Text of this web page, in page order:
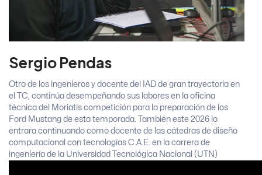
Sergio Pendas
Otro de los ingenieros y docente del IAD de gran trayectoria en
el TC, continúa desempeñando sus labores en la oficina
técnica del Moriatis competición para la preparación de los
Ford Mustang de esta temporada. También este 2026 lo
entrara continuando como docente de las cátedras de diseño
computacional con tecnologías C.A.E. en la carrera de
ingeniería de la Universidad Tecnológica Nacional (UTN)